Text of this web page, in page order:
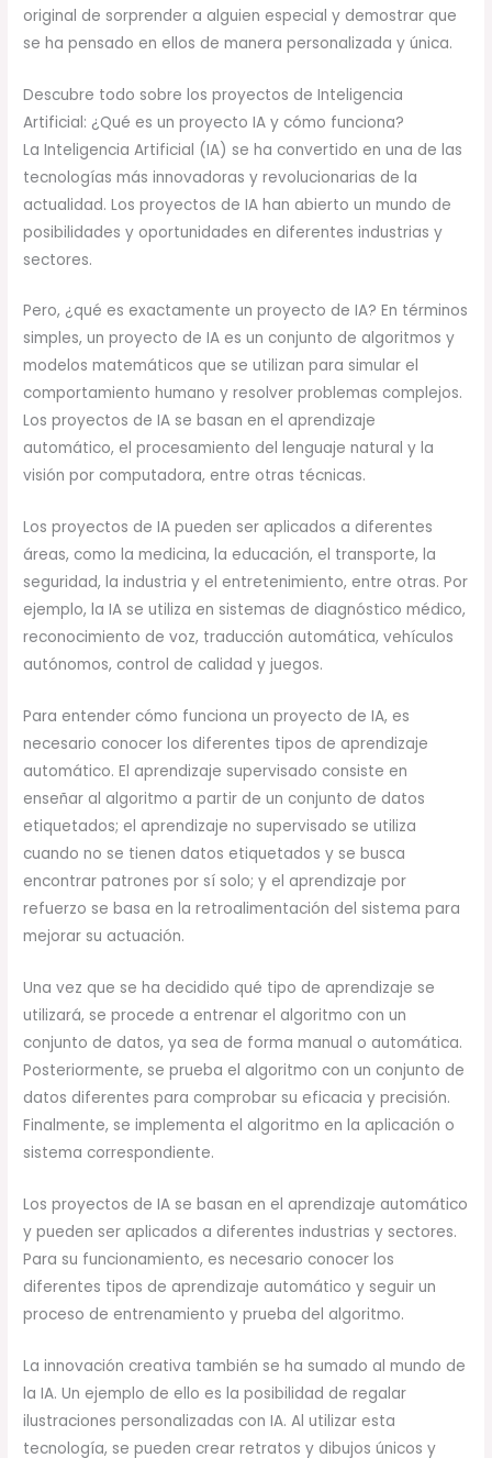
original de sorprender a alguien especial y demostrar que
se ha pensado en ellos de manera personalizada y única.
Descubre todo sobre los proyectos de Inteligencia
Artificial: ¿Qué es un proyecto IA y cómo funciona?
La Inteligencia Artificial (IA) se ha convertido en una de las
tecnologías más innovadoras y revolucionarias de la
actualidad. Los proyectos de IA han abierto un mundo de
posibilidades y oportunidades en diferentes industrias y
sectores.
Pero, ¿qué es exactamente un proyecto de IA? En términos
simples, un proyecto de IA es un conjunto de algoritmos y
modelos matemáticos que se utilizan para simular el
comportamiento humano y resolver problemas complejos.
Los proyectos de IA se basan en el aprendizaje
automático, el procesamiento del lenguaje natural y la
visión por computadora, entre otras técnicas.
Los proyectos de IA pueden ser aplicados a diferentes
áreas, como la medicina, la educación, el transporte, la
seguridad, la industria y el entretenimiento, entre otras. Por
ejemplo, la IA se utiliza en sistemas de diagnóstico médico,
reconocimiento de voz, traducción automática, vehículos
autónomos, control de calidad y juegos.
Para entender cómo funciona un proyecto de IA, es
necesario conocer los diferentes tipos de aprendizaje
automático. El aprendizaje supervisado consiste en
enseñar al algoritmo a partir de un conjunto de datos
etiquetados; el aprendizaje no supervisado se utiliza
cuando no se tienen datos etiquetados y se busca
encontrar patrones por sí solo; y el aprendizaje por
refuerzo se basa en la retroalimentación del sistema para
mejorar su actuación.
Una vez que se ha decidido qué tipo de aprendizaje se
utilizará, se procede a entrenar el algoritmo con un
conjunto de datos, ya sea de forma manual o automática.
Posteriormente, se prueba el algoritmo con un conjunto de
datos diferentes para comprobar su eficacia y precisión.
Finalmente, se implementa el algoritmo en la aplicación o
sistema correspondiente.
Los proyectos de IA se basan en el aprendizaje automático
y pueden ser aplicados a diferentes industrias y sectores.
Para su funcionamiento, es necesario conocer los
diferentes tipos de aprendizaje automático y seguir un
proceso de entrenamiento y prueba del algoritmo.
La innovación creativa también se ha sumado al mundo de
la IA. Un ejemplo de ello es la posibilidad de regalar
ilustraciones personalizadas con IA. Al utilizar esta
tecnología, se pueden crear retratos y dibujos únicos y